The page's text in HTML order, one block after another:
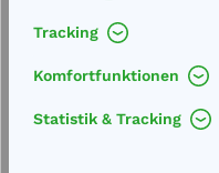
Zertifizierte Qualität
Tracking
Komfortfunktionen
Statistik & Tracking